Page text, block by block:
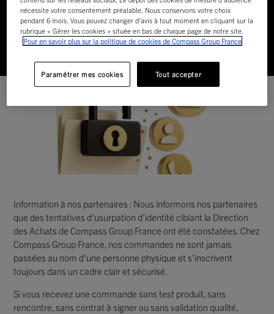
Accueil Actualités
Information à nos partenaires :
vigilance face aux tentatives d’usurpation d’identité
Information à nos partenaires : Nous informons nos partenaires
que des tentatives d’usurpation d’identité ciblant la Direction
des Achats de Compass Group France ont été constatées. Chez
Compass Group France, nos commandes ne sont jamais
passées au nom d’une personne physique et s’inscrivent
toujours dans un cadre clair et sécurisé.
Si vous recevez une commande sans test produit, sans
rencontre, sans contrat à signer ou sans validation qualité,
nécessite votre consentement préalable. Nous conservons votre choix
pendant 6 mois. Vous pouvez changer d’avis à tout moment en cliquant sur la
rubrique « Gérer les cookies » située en bas de chaque page de notre site.
Pour en savoir plus sur la politique de cookies de Compass Group France
Tout accepter
Paramétrer mes cookies